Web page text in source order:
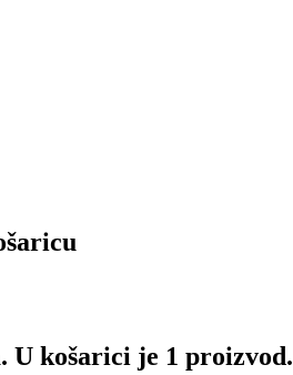
U košarici je 1 proizvod.